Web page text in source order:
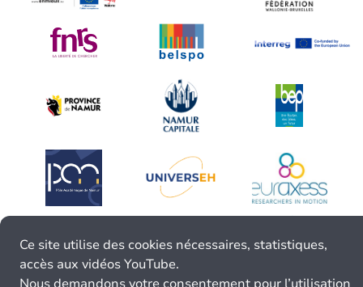
Ce site utilise des cookies nécessaires, statistiques,
accès aux vidéos YouTube.